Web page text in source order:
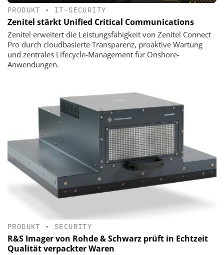
PRODUKT • IT-SECURITY
Zenitel stärkt Unified Critical Communications
Zenitel erweitert die Leistungsfähigkeit von Zenitel Connect
Pro durch cloudbasierte Transparenz, proaktive Wartung
und zentrales Lifecycle-Management für Onshore-
Anwendungen.
PRODUKT • SECURITY
R&S Imager von Rohde & Schwarz prüft in Echtzeit
Qualität verpackter Waren